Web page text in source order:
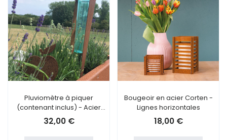
Pluviomètre à piquer
(contenant inclus) - Acier
Corten
32,00 €
Bougeoir en acier Corten -
Lignes horizontales
18,00 €